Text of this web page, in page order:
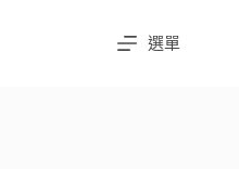
選單